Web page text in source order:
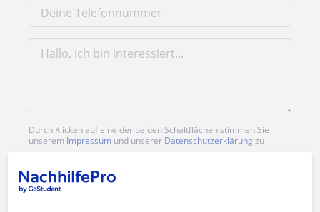
Durch Klicken auf eine der beiden Schaltflächen stimmen Sie
unserem Impressum und unserer Datenschutzerklärung zu
Nachricht senden